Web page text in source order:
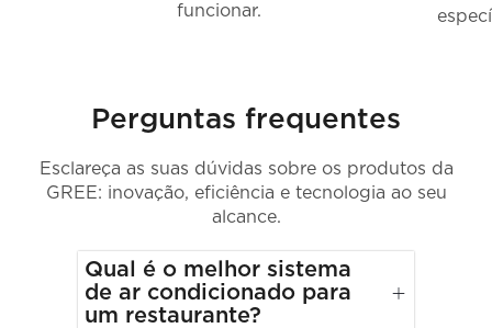
funcionar.
Perguntas frequentes
Esclareça as suas dúvidas sobre os produtos da
GREE: inovação, eficiência e tecnologia ao seu
alcance.
Qual é o melhor sistema
de ar condicionado para
um restaurante?